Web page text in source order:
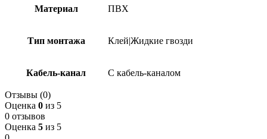
Материал ПВХ
Тип монтажа Клей|Жидкие гвозди
Кабель-канал С кабель-каналом
Отзывы (0)
Оценка 0 из 5
0 отзывов
Оценка 5 из 5